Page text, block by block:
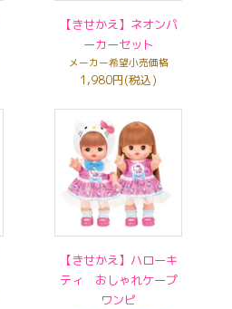
【きせかえ】ネオンパ
ーカーセット
メーカー希望小売価格
1,980円(税込)
【きせかえ】ハローキ
ティ おしゃれケープ
ワンピ